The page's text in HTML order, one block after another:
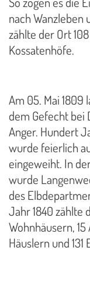
nach Wanzleben
zählte der Ort
Kossatenhöfe.
Am 05. Mai 1809
dem Gefecht bei
Anger. Hundert
wurde feierlich
eingeweiht. In
wurde
des
Jahr 1840 zählte
Wohnhäusern,
Häuslern und 131